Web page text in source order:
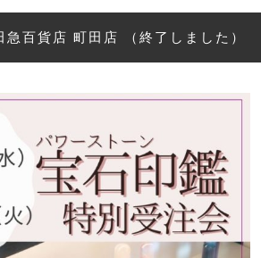
百貨店 町田店 （終了しました）